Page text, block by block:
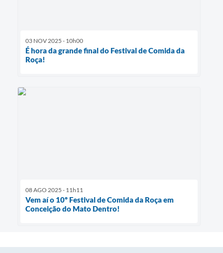
03 NOV 2025 - 10h00
É hora da grande final do Festival de Comida da
Roça!
08 AGO 2025 - 11h11
Vem aí o 10º Festival de Comida da Roça em
Conceição do Mato Dentro!